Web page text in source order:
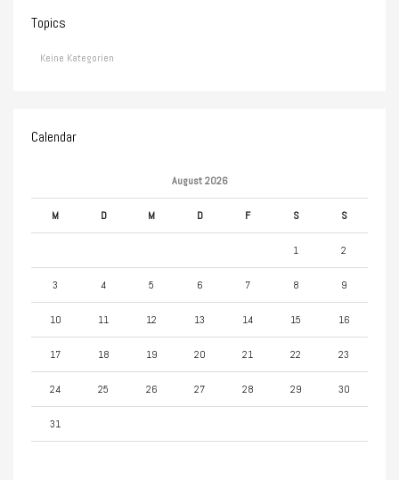
Topics
Keine Kategorien
Calendar
August 2026
M D M D F S S
1 2
3 4 5 6 7 8 9
10 11 12 13 14 15 16
17 18 19 20 21 22 23
24 25 26 27 28 29 30
31